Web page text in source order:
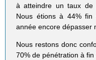
à atteindre un taux de
Nous étions à 44% fin
année encore dépasser
Nous restons donc
70% de pénétration à fin